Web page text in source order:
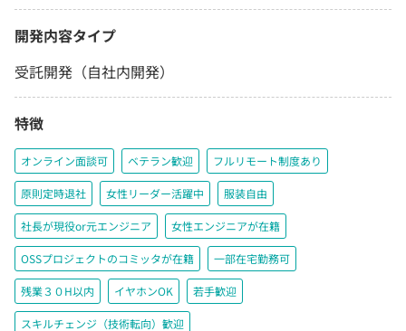
開発内容タイプ
受託開発（自社内開発）
特徴
オンライン面談可 ベテラン歓迎 フルリモート制度あり
原則定時退社 女性リーダー活躍中 服装自由
社長が現役or元エンジニア 女性エンジニアが在籍
OSSプロジェクトのコミッタが在籍 一部在宅勤務可
残業３０H以内 イヤホンOK 若手歓迎
スキルチェンジ（技術転向）歓迎